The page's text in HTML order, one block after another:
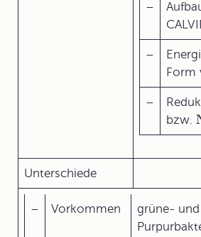
–
–
Form
–
bzw.
Unterschiede
– Vorkommen
grüne- und